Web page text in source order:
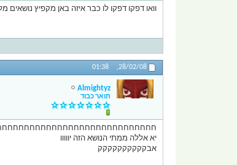
וואו דפקו דפקו לו כבר איזה באן מקפיץ נושאים
28/02/08,
01:38
Almightyz
תואר כבוד
יא אללה ממתי הנושא הזה יווווו
אבקקקקקקקקקק